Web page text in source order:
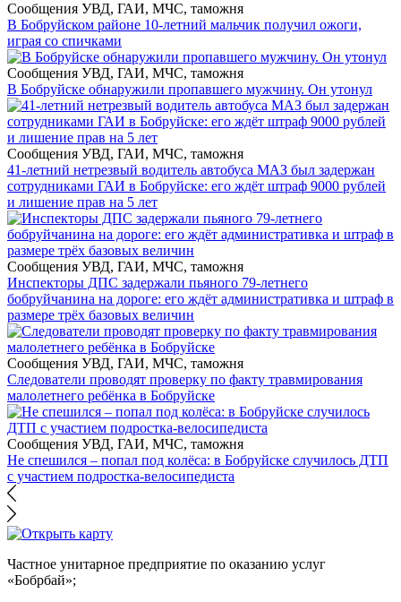
Сообщения УВД, ГАИ, МЧС, таможня
В Бобруйском районе 10-летний мальчик получил ожоги,
играя со спичками
Сообщения УВД, ГАИ, МЧС, таможня
В Бобруйске обнаружили пропавшего мужчину. Он утонул
Сообщения УВД, ГАИ, МЧС, таможня
41-летний нетрезвый водитель автобуса МАЗ был задержан
сотрудниками ГАИ в Бобруйске: его ждёт штраф 9000 рублей
и лишение прав на 5 лет
Сообщения УВД, ГАИ, МЧС, таможня
Инспекторы ДПС задержали пьяного 79-летнего
бобруйчанина на дороге: его ждёт административка и штраф в
размере трёх базовых величин
Сообщения УВД, ГАИ, МЧС, таможня
Следователи проводят проверку по факту травмирования
малолетнего ребёнка в Бобруйске
Сообщения УВД, ГАИ, МЧС, таможня
Не спешился – попал под колёса: в Бобруйске случилось ДТП
с участием подростка-велосипедиста
Частное унитарное предприятие по оказанию услуг
«Бобрбай»;